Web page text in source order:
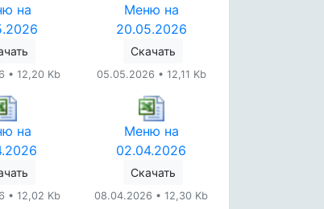
на
• 12,20 Kb
Меню на
20.05.2026
Скачать
05.05.2026 • 12,11 Kb
на
• 12,02 Kb
Меню на
02.04.2026
Скачать
08.04.2026 • 12,30 Kb